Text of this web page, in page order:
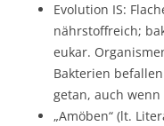
Evolution IS:
nährstoffreich;
eukar.
Bakterien
getan, auch
„Amöben“ (lt.